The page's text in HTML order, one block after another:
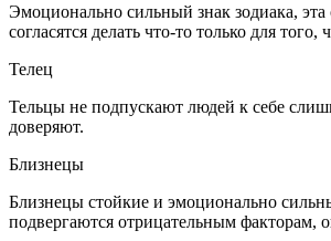
Эмоционально сильный знак зодиака,
согласятся делать что-то только для
Телец
Тельцы не подпускают людей к себе
доверяют.
Близнецы
Близнецы стойкие и эмоционально
подвергаются отрицательным факторам,